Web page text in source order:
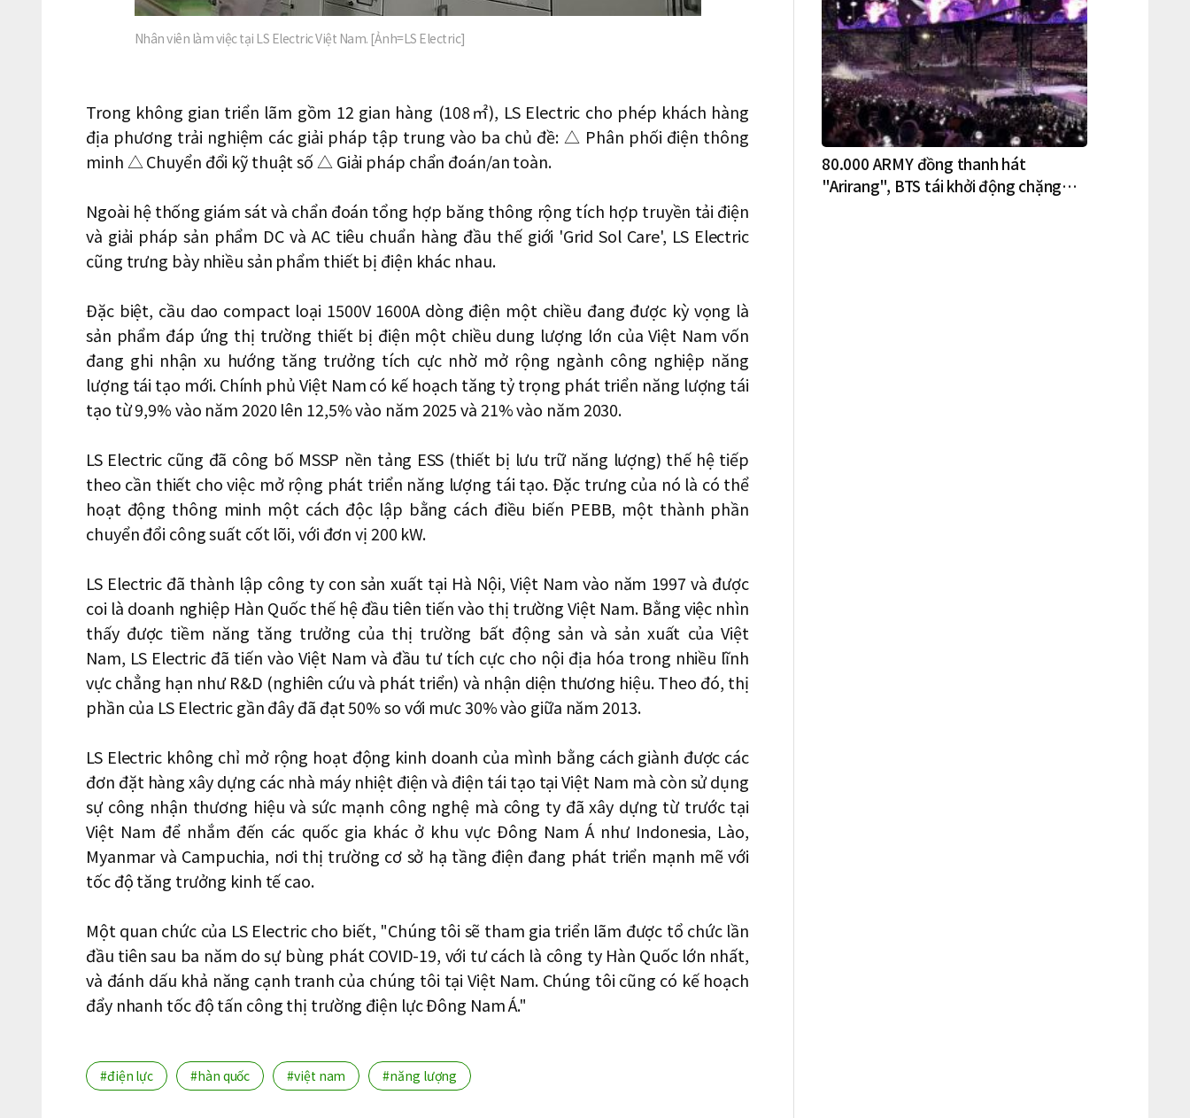
Nhân viên làm việc tại LS Electric Việt Nam. [Ảnh=LS Electric]
Trong không gian triển lãm gồm 12 gian hàng (108㎡), LS Electric cho phép khách hàng
địa phương trải nghiệm các giải pháp tập trung vào ba chủ đề: △ Phân phối điện thông
minh △ Chuyển đổi kỹ thuật số △ Giải pháp chẩn đoán/an toàn.
Ngoài hệ thống giám sát và chẩn đoán tổng hợp băng thông rộng tích hợp truyền tải điện
và giải pháp sản phẩm DC và AC tiêu chuẩn hàng đầu thế giới 'Grid Sol Care', LS Electric
cũng trưng bày nhiều sản phẩm thiết bị điện khác nhau.
Đặc biệt, cầu dao compact loại 1500V 1600A dòng điện một chiều đang được kỳ vọng là
sản phẩm đáp ứng thị trường thiết bị điện một chiều dung lượng lớn của Việt Nam vốn
đang ghi nhận xu hướng tăng trưởng tích cực nhờ mở rộng ngành công nghiệp năng
lượng tái tạo mới. Chính phủ Việt Nam có kế hoạch tăng tỷ trọng phát triển năng lượng tái
tạo từ 9,9% vào năm 2020 lên 12,5% vào năm 2025 và 21% vào năm 2030.
LS Electric cũng đã công bố MSSP nền tảng ESS (thiết bị lưu trữ năng lượng) thế hệ tiếp
theo cần thiết cho việc mở rộng phát triển năng lượng tái tạo. Đặc trưng của nó là có thể
hoạt động thông minh một cách độc lập bằng cách điều biến PEBB, một thành phần
chuyển đổi công suất cốt lõi, với đơn vị 200 kW.
LS Electric đã thành lập công ty con sản xuất tại Hà Nội, Việt Nam vào năm 1997 và được
coi là doanh nghiệp Hàn Quốc thế hệ đầu tiên tiến vào thị trường Việt Nam. Bằng việc nhìn
thấy được tiềm năng tăng trưởng của thị trường bất động sản và sản xuất của Việt
Nam, LS Electric đã tiến vào Việt Nam và đầu tư tích cực cho nội địa hóa trong nhiều lĩnh
vực chẳng hạn như R&D (nghiên cứu và phát triển) và nhận diện thương hiệu. Theo đó, thị
phần của LS Electric gần đây đã đạt 50% so với mưc 30% vào giữa năm 2013.
LS Electric không chỉ mở rộng hoạt động kinh doanh của mình bằng cách giành được các
đơn đặt hàng xây dựng các nhà máy nhiệt điện và điện tái tạo tại Việt Nam mà còn sử dụng
sự công nhận thương hiệu và sức mạnh công nghệ mà công ty đã xây dựng từ trước tại
Việt Nam để nhắm đến các quốc gia khác ở khu vực Đông Nam Á như Indonesia, Lào,
Myanmar và Campuchia, nơi thị trường cơ sở hạ tầng điện đang phát triển mạnh mẽ với
tốc độ tăng trưởng kinh tế cao.
Một quan chức của LS Electric cho biết, "Chúng tôi sẽ tham gia triển lãm được tổ chức lần
đầu tiên sau ba năm do sự bùng phát COVID-19, với tư cách là công ty Hàn Quốc lớn nhất,
và đánh dấu khả năng cạnh tranh của chúng tôi tại Việt Nam. Chúng tôi cũng có kế hoạch
đẩy nhanh tốc độ tấn công thị trường điện lực Đông Nam Á."
#điện lực #hàn quốc #việt nam #năng lượng
80.000 ARMY đồng thanh hát
"Arirang", BTS tái khởi động chặng